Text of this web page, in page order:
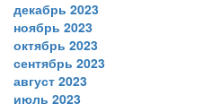
декабрь 2023
ноябрь 2023
октябрь 2023
сентябрь 2023
август 2023
июль 2023